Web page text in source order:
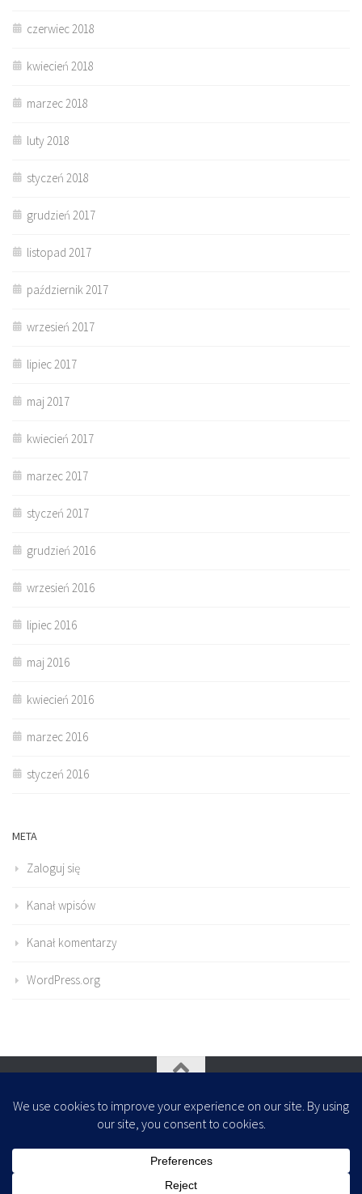
czerwiec 2018
kwiecień 2018
marzec 2018
luty 2018
styczeń 2018
grudzień 2017
listopad 2017
październik 2017
wrzesień 2017
lipiec 2017
maj 2017
kwiecień 2017
marzec 2017
styczeń 2017
grudzień 2016
wrzesień 2016
lipiec 2016
maj 2016
kwiecień 2016
marzec 2016
styczeń 2016
META
Zaloguj się
Kanał wpisów
Kanał komentarzy
WordPress.org
- Zaprojektowany z